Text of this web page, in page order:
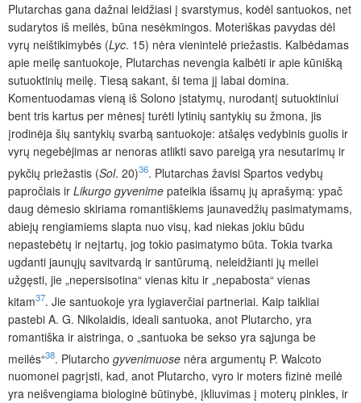
Plutarchas gana dažnai leidžiasi į svarstymus, kodėl santuokos, net
sudarytos iš meilės, būna nesėkmingos. Moteriškas pavydas dėl
vyrų neištikimybės (Lyc. 15) nėra vienintelė priežastis. Kalbėdamas
apie meilę santuokoje, Plutarchas nevengia kalbėti ir apie kūnišką
sutuoktinių meilę. Tiesą sakant, ši tema jį labai domina.
Komentuodamas vieną iš Solono įstatymų, nurodantį sutuoktiniui
bent tris kartus per mėnesį turėti lytinių santykių su žmona, jis
įrodinėja šių santykių svarbą santuokoje: atšalęs vedybinis guolis ir
vyrų negebėjimas ar nenoras atlikti savo pareigą yra nesutarimų ir
pykčių priežastis (Sol. 20)36. Plutarchas žavisi Spartos vedybų
papročiais ir Likurgo gyvenime pateikia išsamų jų aprašymą: ypač
daug dėmesio skiriama romantiškiems jaunavedžių pasimatymams,
abiejų rengiamiems slapta nuo visų, kad niekas jokiu būdu
nepastebėtų ir neįtartų, jog tokio pasimatymo būta. Tokia tvarka
ugdanti jaunųjų savitvardą ir santūrumą, neleidžianti jų meilei
užgęsti, jie „nepersisotina“ vienas kitu ir „nepabosta“ vienas
kitam37. Jie santuokoje yra lygiaverčiai partneriai. Kaip taikliai
pastebi A. G. Nikolaidis, ideali santuoka, anot Plutarcho, yra
romantiška ir aistringa, o „santuoka be sekso yra sąjunga be
meilės“38. Plutarcho gyvenimuose nėra argumentų P. Walcoto
nuomonei pagrįsti, kad, anot Plutarcho, vyro ir moters fizinė meilė
yra neišvengiama biologinė būtinybė, įkliuvimas į moterų pinkles, ir